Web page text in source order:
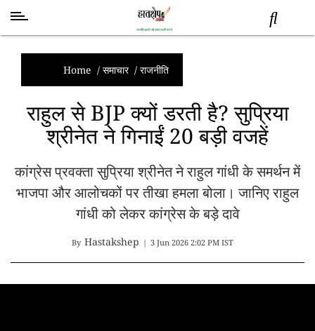
समाचार
स्तंभ
शब्द
राजनीति
देश
तकनीक
Home / समाचार/ राजनीति
राहुल से BJP क्यों डरती है? सुप्रिया
श्रीनेत ने गिनाईं 20 बड़ी वजहें
कांग्रेस प्रवक्ता सुप्रिया श्रीनेत ने राहुल गांधी के समर्थन में
भाजपा और आलोचकों पर तीखा हमला बोला। जानिए राहुल
गांधी को लेकर कांग्रेस के बड़े दावे
By Hastakshep | 3 Jun 2026 2:02 PM IST